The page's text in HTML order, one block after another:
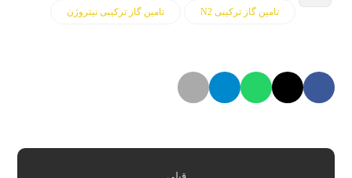
تامین گاز ترکیبی N2 تامین گاز ترکیبی نیتروژن